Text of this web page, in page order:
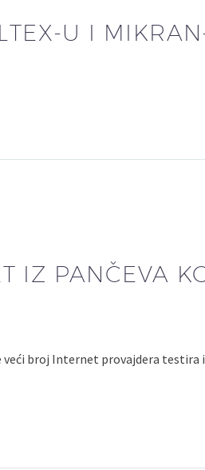
U I
IZ PANČEVA
veći broj Internet provajdera